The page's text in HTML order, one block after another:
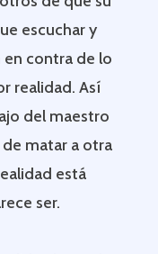
escuchar y
en contra de lo
realidad. Así
del maestro
de matar a otra
está
ser.